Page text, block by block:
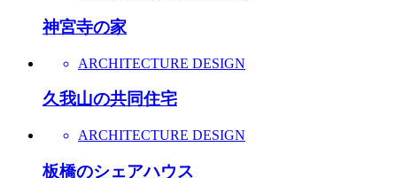
神宮寺の家
ARCHITECTURE DESIGN
久我山の共同住宅
ARCHITECTURE DESIGN
板橋のシェアハウス